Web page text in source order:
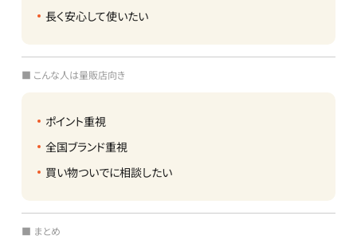
長く安心して使いたい
■ こんな人は量販店向き
ポイント重視
全国ブランド重視
買い物ついでに相談したい
■ まとめ